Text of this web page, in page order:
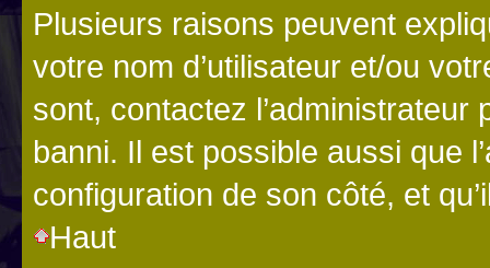
Plusieurs raisons peuvent
votre nom d’utilisateur et/ou
sont, contactez l’administrateur
banni. Il est possible aussi que
configuration de son côté, et
Haut